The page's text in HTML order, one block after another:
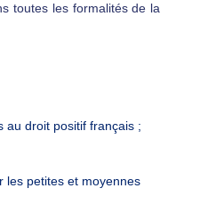
toutes les formalités de la
au droit positif français ;
les petites et moyennes